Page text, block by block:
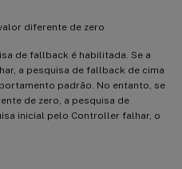
diferente de zero
de fallback é habilitada. Se a
a pesquisa de fallback de cima
padrão. No entanto, se
de zero, a pesquisa de
inicial pelo Controller falhar, o